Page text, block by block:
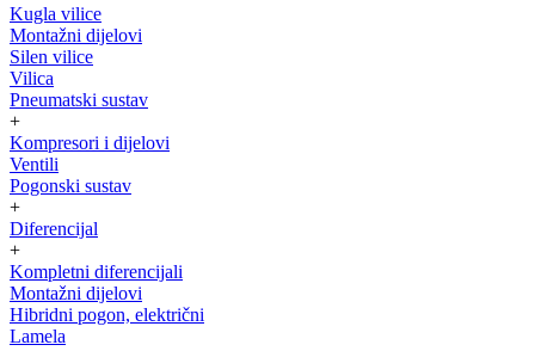
Kugla vilice
Montažni dijelovi
Silen vilice
Vilica
Pneumatski sustav
+
Kompresori i dijelovi
Ventili
Pogonski sustav
+
Diferencijal
+
Kompletni diferencijali
Montažni dijelovi
Hibridni pogon, električni
Lamela